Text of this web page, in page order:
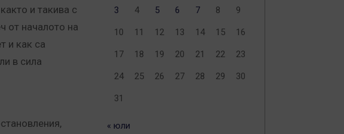
и такива с
от началото на
и как са
в сила
3 4 5 6 7 8 9
10 11 12 13 14 15 16
17 18 19 20 21 22 23
24 25 26 27 28 29 30
31
« юли